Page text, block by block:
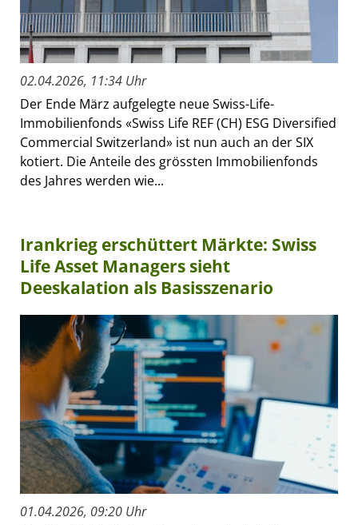
02.04.2026, 11:34 Uhr
Der Ende März aufgelegte neue Swiss-Life-
Immobilienfonds «Swiss Life REF (CH) ESG Diversified
Commercial Switzerland» ist nun auch an der SIX
kotiert. Die Anteile des grössten Immobilienfonds
des Jahres werden wie...
Irankrieg erschüttert Märkte: Swiss
Life Asset Managers sieht
Deeskalation als Basisszenario
01.04.2026, 09:20 Uhr